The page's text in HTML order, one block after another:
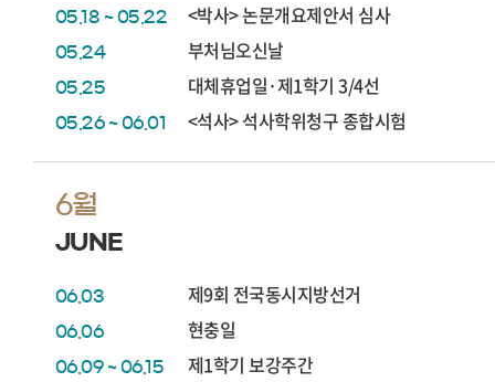
05.18 ~ 05.22 <박사> 논문개요제안서 심사
05.24 부처님오신날
05.25 대체휴업일·제1학기 3/4선
05.26 ~ 06.01 <석사> 석사학위청구 종합시험
6월
JUNE
06.03 제9회 전국동시지방선거
06.06 현충일
06.09 ~ 06.15 제1학기 보강주간